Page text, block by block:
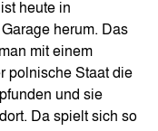
heute in
herum. Das
mit einem
polnische Staat die
und sie
Da spielt sich so